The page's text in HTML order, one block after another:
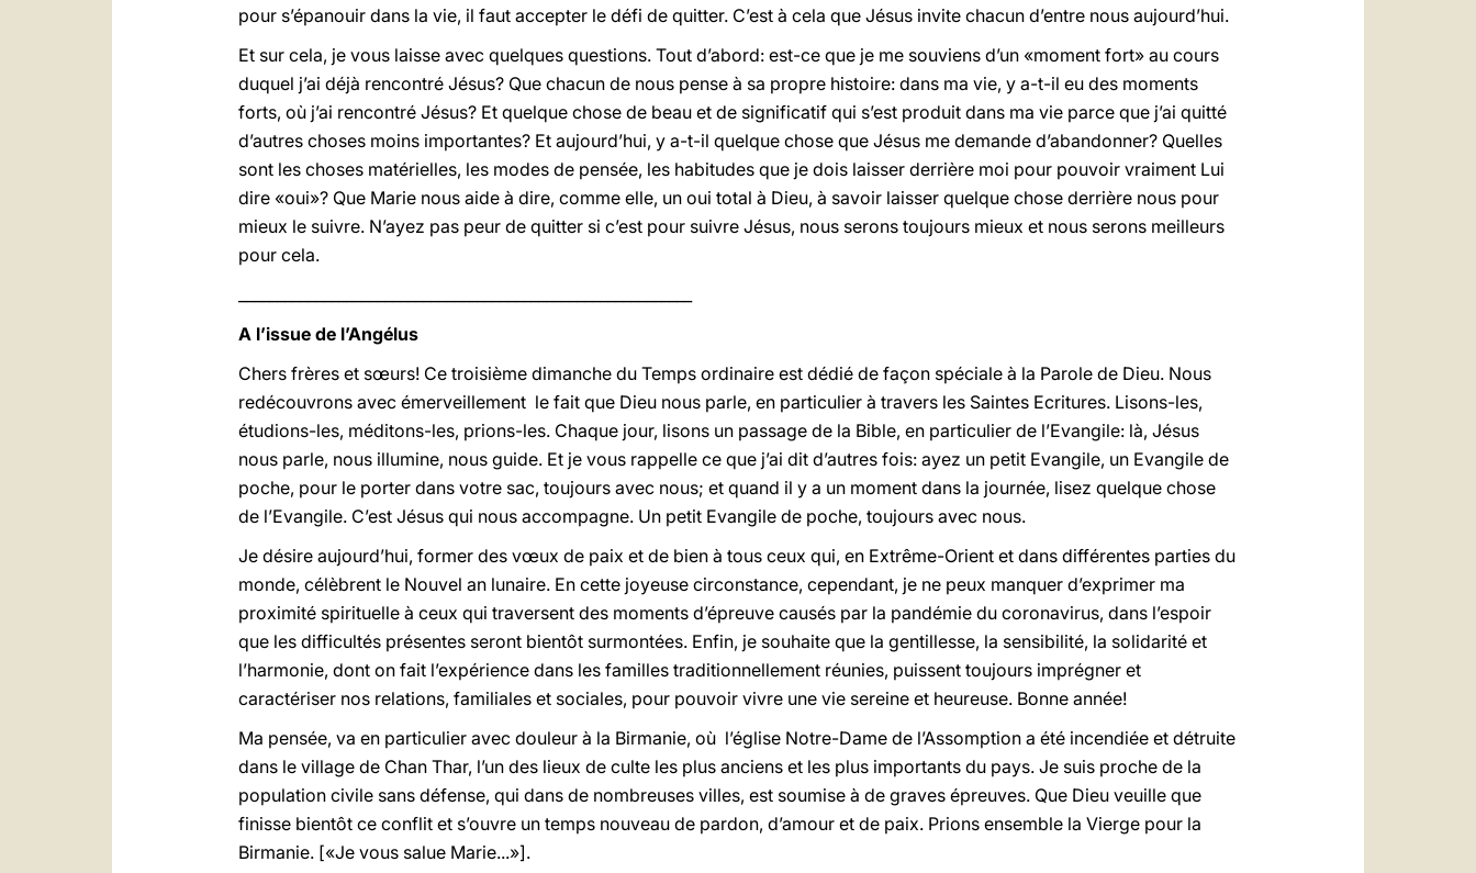
pour s’épanouir dans la vie, il faut accepter le défi de quitter. C’est à cela que Jésus invite chacun d’entre nous aujourd’hui.
Et sur cela, je vous laisse avec quelques questions. Tout d’abord: est-ce que je me souviens d’un «moment fort» au cours
duquel j’ai déjà rencontré Jésus? Que chacun de nous pense à sa propre histoire: dans ma vie, y a-t-il eu des moments
forts, où j’ai rencontré Jésus? Et quelque chose de beau et de significatif qui s’est produit dans ma vie parce que j’ai quitté
d’autres choses moins importantes? Et aujourd’hui, y a-t-il quelque chose que Jésus me demande d’abandonner? Quelles
sont les choses matérielles, les modes de pensée, les habitudes que je dois laisser derrière moi pour pouvoir vraiment Lui
dire «oui»? Que Marie nous aide à dire, comme elle, un oui total à Dieu, à savoir laisser quelque chose derrière nous pour
mieux le suivre. N’ayez pas peur de quitter si c’est pour suivre Jésus, nous serons toujours mieux et nous serons meilleurs
pour cela.
A l’issue de l’Angélus
Chers frères et sœurs! Ce troisième dimanche du Temps ordinaire est dédié de façon spéciale à la Parole de Dieu. Nous
redécouvrons avec émerveillement le fait que Dieu nous parle, en particulier à travers les Saintes Ecritures. Lisons-les,
étudions-les, méditons-les, prions-les. Chaque jour, lisons un passage de la Bible, en particulier de l’Evangile: là, Jésus
nous parle, nous illumine, nous guide. Et je vous rappelle ce que j’ai dit d’autres fois: ayez un petit Evangile, un Evangile de
poche, pour le porter dans votre sac, toujours avec nous; et quand il y a un moment dans la journée, lisez quelque chose
de l’Evangile. C’est Jésus qui nous accompagne. Un petit Evangile de poche, toujours avec nous.
Je désire aujourd’hui, former des vœux de paix et de bien à tous ceux qui, en Extrême-Orient et dans différentes parties du
monde, célèbrent le Nouvel an lunaire. En cette joyeuse circonstance, cependant, je ne peux manquer d’exprimer ma
proximité spirituelle à ceux qui traversent des moments d’épreuve causés par la pandémie du coronavirus, dans l’espoir
que les difficultés présentes seront bientôt surmontées. Enfin, je souhaite que la gentillesse, la sensibilité, la solidarité et
l’harmonie, dont on fait l’expérience dans les familles traditionnellement réunies, puissent toujours imprégner et
caractériser nos relations, familiales et sociales, pour pouvoir vivre une vie sereine et heureuse. Bonne année!
Ma pensée, va en particulier avec douleur à la Birmanie, où l’église Notre-Dame de l’Assomption a été incendiée et détruite
dans le village de Chan Thar, l’un des lieux de culte les plus anciens et les plus importants du pays. Je suis proche de la
population civile sans défense, qui dans de nombreuses villes, est soumise à de graves épreuves. Que Dieu veuille que
finisse bientôt ce conflit et s’ouvre un temps nouveau de pardon, d’amour et de paix. Prions ensemble la Vierge pour la
Birmanie. [«Je vous salue Marie...»].